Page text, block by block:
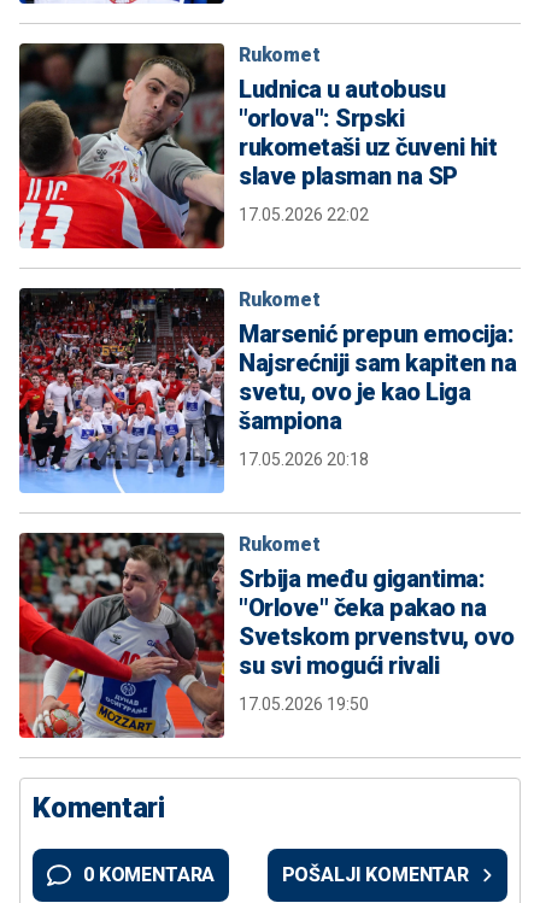
Rukomet
Ludnica u autobusu
"orlova": Srpski
rukometaši uz čuveni hit
slave plasman na SP
17.05.2026 22:02
Rukomet
Marsenić prepun emocija:
Najsrećniji sam kapiten na
svetu, ovo je kao Liga
šampiona
17.05.2026 20:18
Rukomet
Srbija među gigantima:
"Orlove" čeka pakao na
Svetskom prvenstvu, ovo
su svi mogući rivali
17.05.2026 19:50
Komentari
0 KOMENTARA POŠALJI KOMENTAR